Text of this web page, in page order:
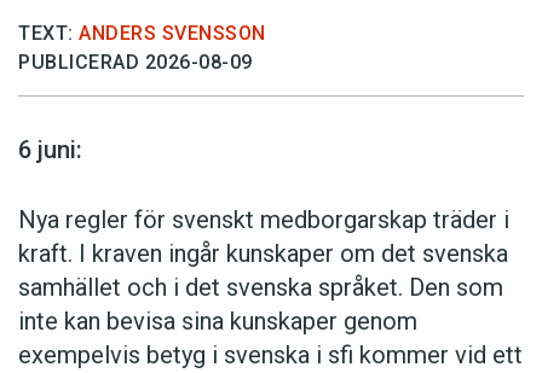
Men läget kan bli annorlunda om det inte bara
är namnet som har likheter med en
föregångare.
– Om det grafiska formspråket efterapas, och
om det går att identifiera ett antal likheter, då
kan marknadsrätten träda in och ge möjlighet
att stoppa snyltningen, säger hon.
Då ska helheten bedömas.
TEXT: ANDERS SVENSSON
PUBLICERAD 2026-08-09
6 juni:
Nya regler för svenskt medborgarskap träder i
kraft. I kraven ingår kunskaper om det svenska
samhället och i det svenska språket. Den som
inte kan bevisa sina kunskaper genom
exempelvis betyg i svenska i sfi kommer vid ett